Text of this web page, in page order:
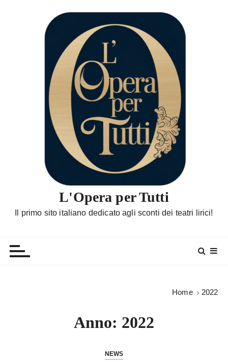
L'Opera per Tutti
Il primo sito italiano dedicato agli sconti dei teatri lirici!
Home 2022
Anno: 2022
NEWS